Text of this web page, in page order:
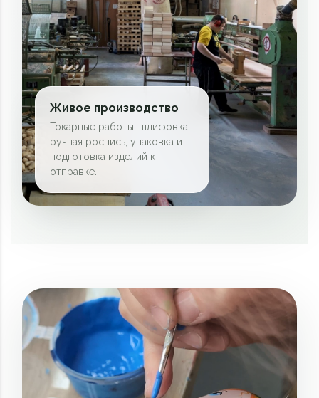
Живое производство
Токарные работы, шлифовка,
ручная роспись, упаковка и
подготовка изделий к
отправке.